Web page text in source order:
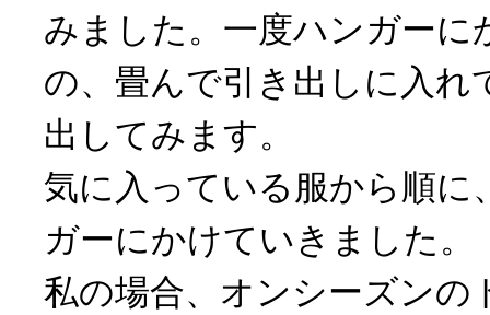
みました。一度ハンガーに
の、畳んで引き出しに入れ
出してみます。
気に入っている服から順に
ガーにかけていきました。
私の場合、オンシーズンの